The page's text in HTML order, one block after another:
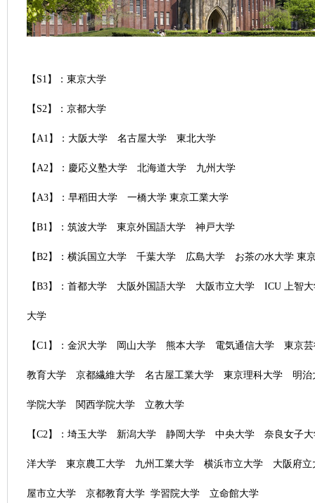
【S1】：東京大学
【S2】：京都大学
【A1】：大阪大学 名古屋大学 東北大学
【A2】：慶応义塾大学 北海道大学 九州大学
【A3】：早稻田大学 一橋大学 東京工業大学
【B1】：筑波大学 東京外国語大学 神戸大学
【B2】：横浜国立大学 千葉大学 広島大学 お茶の水大学 東
【B3】：首都大学 大阪外国語大学 大阪市立大学 ICU 上智
大学
【C1】：金沢大学 岡山大学 熊本大学 電気通信大学 東京芸
教育大学 京都繊維大学 名古屋工業大学 東京理科大学 明
学院大学 関西学院大学 立教大学
【C2】：埼玉大学 新潟大学 静岡大学 中央大学 奈良女子
洋大学 東京農工大学 九州工業大学 横浜市立大学 大阪府
屋市立大学 京都教育大学 学習院大学 立命館大学